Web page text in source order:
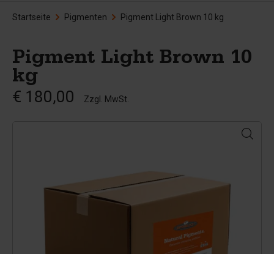
Startseite Pigmenten Pigment Light Brown 10 kg
Pigment Light Brown 10
kg
€ 180,00 Zzgl. MwSt.